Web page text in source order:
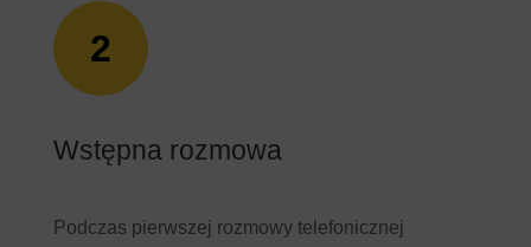
2
Wstępna rozmowa
Podczas pierwszej rozmowy telefonicznej